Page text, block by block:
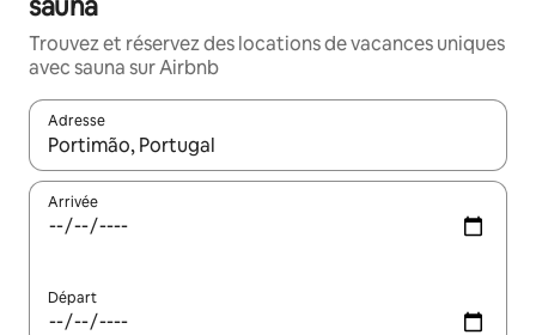
Trouvez et réservez des locations de vacances uniques
avec sauna sur Airbnb
Adresse
Lorsque les résultats s'affichent, utilisez les flèches vers le
Arrivée
Départ